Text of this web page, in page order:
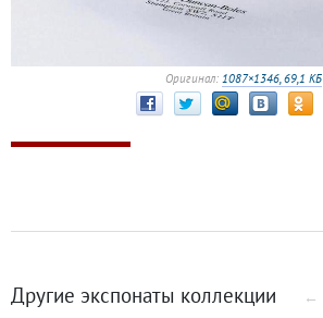
Оригинал: 1087×1346, 69,1 КБ
Другие экспонаты коллекции ←